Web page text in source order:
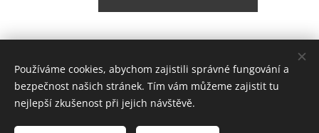
© 2026 Balstavo, s.r.o.
Používáme cookies, abychom zajistili správné fungování a
bezpečnost našich stránek. Tím vám můžeme zajistit tu
nejlepší zkušenost při jejich návštěvě.